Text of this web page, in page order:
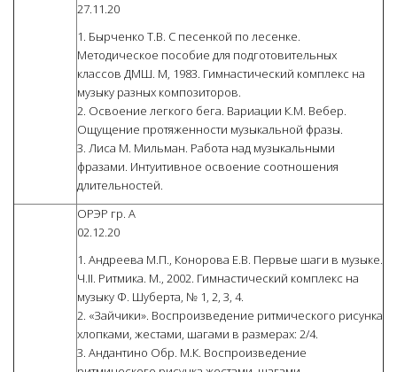
27.11.20
1. Бырченко Т.В. С песенкой по лесенке.
Методическое пособие для подготовительных
классов ДМШ. М, 1983. Гимнастический комплекс на
музыку разных композиторов.
2. Освоение легкого бега. Вариации К.М. Вебер.
Ощущение протяженности музыкальной фразы.
3. Лиса М. Мильман. Работа над музыкальными
фразами. Интуитивное освоение соотношения
длительностей.
ОРЭР гр. А
02.12.20
1. Андреева М.П., Конорова Е.В. Первые шаги в музыке.
Ч.II. Ритмика. М., 2002. Гимнастический комплекс на
музыку Ф. Шуберта, № 1, 2, 3, 4.
2. «Зайчики». Воспроизведение ритмического рисунка
хлопками, жестами, шагами в размерах: 2/4.
3. Андантино Обр. М.К. Воспроизведение